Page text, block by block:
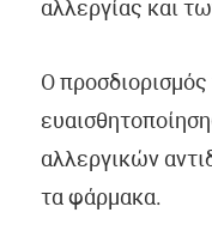
αλλεργίας και
Ο
αλλεργικών
τα φάρμακα.